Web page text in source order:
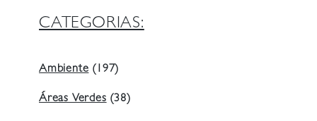
CATEGORIAS:
Ambiente (197)
Áreas Verdes (38)